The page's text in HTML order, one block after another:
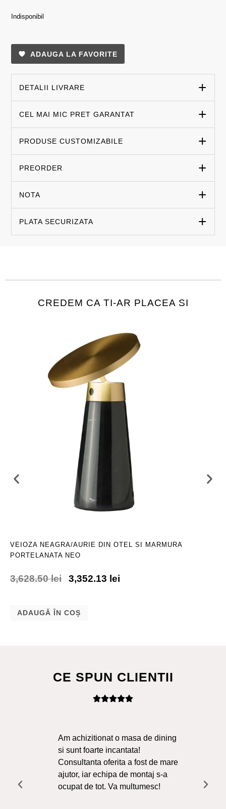
Indisponibil
ADAUGA LA FAVORITE
DETALII LIVRARE
CEL MAI MIC PRET GARANTAT
PRODUSE CUSTOMIZABILE
PREORDER
NOTA
PLATA SECURIZATA
CREDEM CA TI-AR PLACEA SI
VEIOZA NEAGRA/AURIE DIN OTEL SI MARMURA
PORTELANATA NEO
3,628.50lei 3,352.13 lei
ADAUGĂ ÎN COȘ
CE SPUN CLIENTII
Am achizitionat o masa de dining
si sunt foarte incantata!
Consultanta oferita a fost de mare
ajutor, iar echipa de montaj s-a
ocupat de tot. Va multumesc!